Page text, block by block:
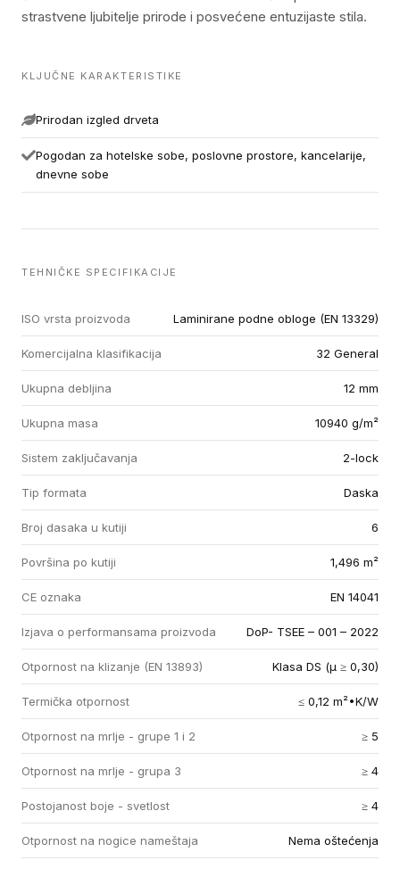
strastvene ljubitelje prirode i posvećene entuzijaste stila.
KLJUČNE KARAKTERISTIKE
Prirodan izgled drveta
Pogodan za hotelske sobe, poslovne prostore, kancelarije,
dnevne sobe
TEHNIČKE SPECIFIKACIJE
ISO vrsta proizvoda Laminirane podne obloge (EN 13329)
Komercijalna klasifikacija 32 General
Ukupna debljina 12 mm
Ukupna masa 10940 g/m²
Sistem zaključavanja 2-lock
Tip formata Daska
Broj dasaka u kutiji 6
Površina po kutiji 1,496 m²
CE oznaka EN 14041
Izjava o performansama proizvoda DoP- TSEE – 001 – 2022
Otpornost na klizanje (EN 13893) Klasa DS (µ ≥ 0,30)
Termička otpornost ≤ 0,12 m²•K/W
Otpornost na mrlje - grupe 1 i 2 ≥ 5
Otpornost na mrlje - grupa 3 ≥ 4
Postojanost boje - svetlost ≥ 4
Otpornost na nogice nameštaja Nema oštećenja